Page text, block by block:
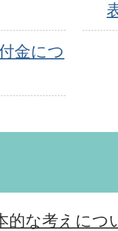
金につ
的な考えにつ